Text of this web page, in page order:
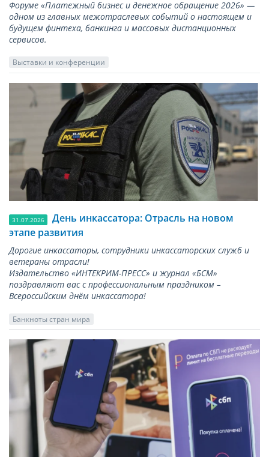
Форуме «Платежный бизнес и денежное обращение 2026» —
одном из главных межотраслевых событий о настоящем и
будущем финтеха, банкинга и массовых дистанционных
сервисов.
Выставки и конференции
31.07.2026
День инкассатора: Отрасль на новом
этапе развития
Дорогие инкассаторы, сотрудники инкассаторских служб и
ветераны отрасли!
Издательство «ИНТЕКРИМ-ПРЕСС» и журнал «БСМ»
поздравляют вас с профессиональным праздником –
Всероссийским днём инкассатора!
Банкноты стран мира